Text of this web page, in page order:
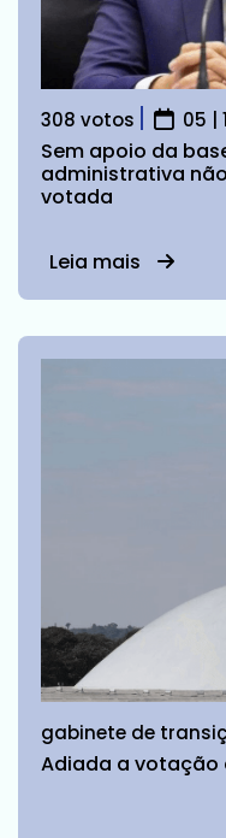
308 votos 05 |
Sem apoio da
administrativa
votada
Leia mais
gabinete de
Adiada a votação